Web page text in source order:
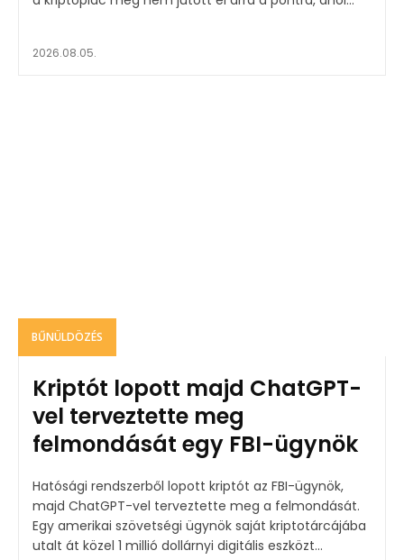
2026.08.05.
BŰNÜLDÖZÉS
Kriptót lopott majd ChatGPT-
vel terveztette meg
felmondását egy FBI-ügynök
Hatósági rendszerből lopott kriptót az FBI-ügynök,
majd ChatGPT-vel terveztette meg a felmondását.
Egy amerikai szövetségi ügynök saját kriptotárcájába
utalt át közel 1 millió dollárnyi digitális eszközt...